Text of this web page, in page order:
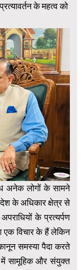
के महत्व को
अनेक लोगों के सामने
के अधिकार क्षेत्र से
के प्रत्यर्पण
एक विचार के हैं लेकिन
समस्या पैदा करते
सामूहिक और संयुक्त